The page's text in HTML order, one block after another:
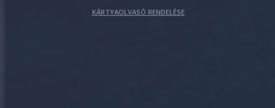
KÁRTYAOLVASÓ RENDELÉSE